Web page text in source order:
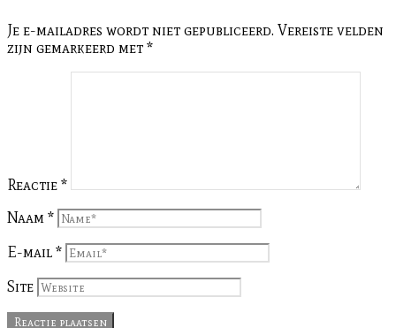
Je e-mailadres wordt niet gepubliceerd. Vereiste velden
zijn gemarkeerd met *
Reactie *
Naam *
E-mail *
Site